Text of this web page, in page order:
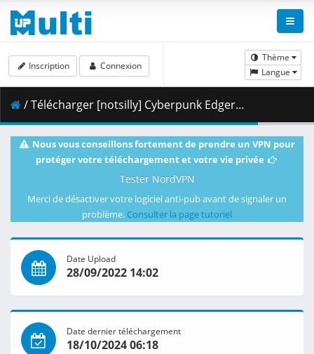
Thème
Langue
Inscription Connexion
/ Télécharger [notsilly] Cyberpunk Edgerunners - S01E04 (WEB-DL 1080p HEVC E-AC-3) .mkv.002 ( 496.80 MB )
Nous vous conseillons fortement de prendre un VPN pour
protéger votre téléchargement et votre vie privée
Tester NordVPN
Merci de désactiver votre logiciel anti-pub avant de signaler un
problème. Consulter la page tutoriel
Date Upload
28/09/2022 14:02
Date dernier téléchargement
18/10/2024 06:18